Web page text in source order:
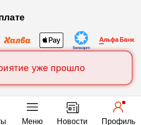
уже прошло
Меню Новости Профиль